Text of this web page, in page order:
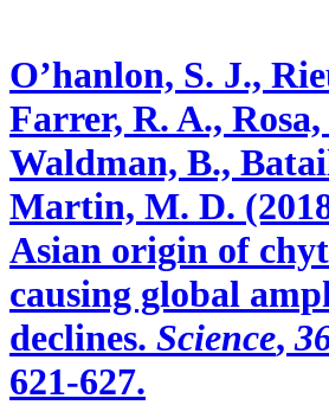
O’hanlon, S. J.,
Farrer, R. A.,
Waldman, B.,
Martin, M. D.
Asian origin of
causing global
declines. Science,
621-627.